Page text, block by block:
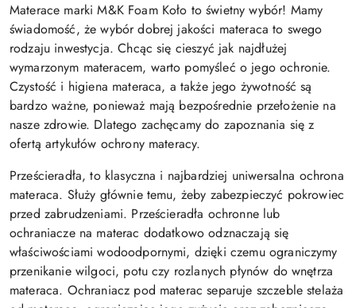
Materace marki M&K Foam Koło to świetny wybór! Mamy
świadomość, że wybór dobrej jakości materaca to swego
rodzaju inwestycja. Chcąc się cieszyć jak najdłużej
wymarzonym materacem, warto pomyśleć o jego ochronie.
Czystość i higiena materaca, a także jego żywotność są
bardzo ważne, ponieważ mają bezpośrednie przełożenie na
nasze zdrowie. Dlatego zachęcamy do zapoznania się z
ofertą artykułów ochrony materacy.
Prześcieradła, to klasyczna i najbardziej uniwersalna ochrona
materaca. Służy głównie temu, żeby zabezpieczyć pokrowiec
przed zabrudzeniami. Prześcieradła ochronne lub
ochraniacze na materac dodatkowo odznaczają się
właściwościami wodoodpornymi, dzięki czemu ograniczymy
przenikanie wilgoci, potu czy rozlanych płynów do wnętrza
materaca. Ochraniacz pod materac separuje szczeble stelaża